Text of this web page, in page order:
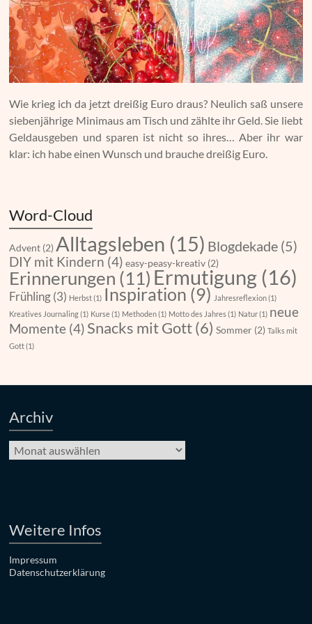
Wie krieg ich da jetzt dreißig Euro draus? Neulich saß unsere
siebenjährige Minimaus am Tisch und zählte ihr Geld. Sie liebt
Geldausgeben und sparen ist nicht so ihres… Aber ihr war
klar: ich habe einen Wunsch und brauche dreißig Euro.
Word-Cloud
Advent (2) Alltagsleben (15) Blogdekade (5)
DIY mit Kindern (4) easy-peasy-kreativ (2)
Erinnerungen (11) Ermutigung (16)
Frühling (3) Herbst(1) Inspiration (9) Jahresreflexion(1)
Kreatives Journaling(1) Kurse(1) Methoden(1) Motto des Jahres(1) Natur(1) neue
Momente (4) Snacks mit Gott(6) Sommer (2) Talks mit
Gott(1)
Archiv
Archiv
Weitere Infos
Impressum
Datenschutzerklärung